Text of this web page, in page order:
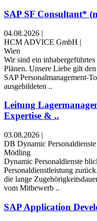
SAP SF Consultant*
04.08.2026 |
HCM ADVICE GmbH |
Wien
Wir sind ein
Plänen. Unsere Liebe gilt
SAP Personalmanagement-
ausgebildeten ..
Leitung
Expertise & ..
03.08.2026 |
DB Dynamic
Mödling
Dynamic Personaldienste
Personaldienstleistung
die lange
vom Mitbewerb ..
SAP Application